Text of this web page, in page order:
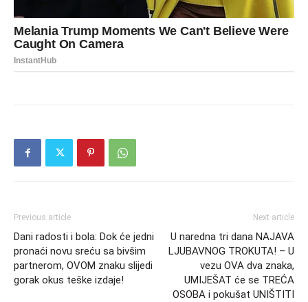
Previous article
Dani radosti i bola: Dok će jedni
pronaći novu sreću sa bivšim
partnerom, OVOM znaku slijedi
gorak okus teške izdaje!
Next article
U naredna tri dana NAJAVA
LJUBAVNOG TROKUTA! – U
vezu OVA dva znaka,
UMIJEŠAT će se TREĆA
OSOBA i pokušat UNIŠTITI